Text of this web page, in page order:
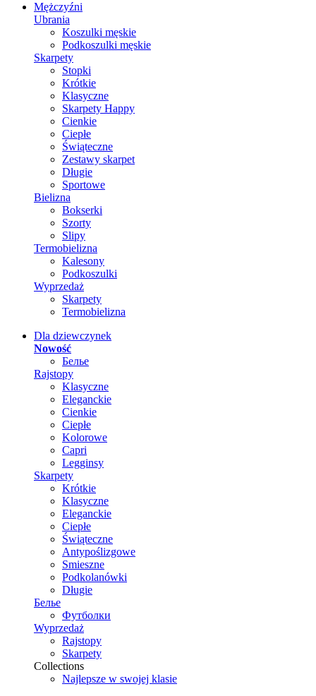
Mężczyźni
Ubrania
Koszulki męskie
Podkoszulki męskie
Skarpety
Stopki
Krótkie
Klasyczne
Skarpety Happy
Cienkie
Ciepłe
Świąteczne
Zestawy skarpet
Długie
Sportowe
Bielizna
Bokserki
Szorty
Slipy
Termobielizna
Kalesony
Podkoszulki
Wyprzedaż
Skarpety
Termobielizna
Dla dziewczynek
Nowość
Белье
Rajstopy
Klasyczne
Eleganckie
Cienkie
Ciepłe
Kolorowe
Capri
Legginsy
Skarpety
Krótkie
Klasyczne
Eleganckie
Ciepłe
Świąteczne
Antypoślizgowe
Smieszne
Podkolanówki
Długie
Белье
Футболки
Wyprzedaż
Rajstopy
Skarpety
Collections
Najlepsze w swojej klasie